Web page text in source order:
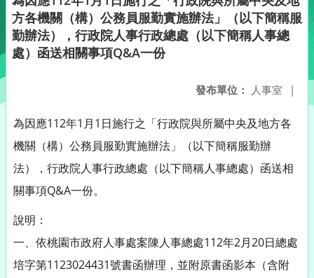
方各機關（構）公務員服勤實施辦法」（以下簡稱服
勤辦法），行政院人事行政總處（以下簡稱人事總
處）函送相關事項Q&A一份
發布單位： 人事室 |
為因應112年1月1日施行之「行政院與所屬中央及地方各
機關（構）公務員服勤實施辦法」（以下簡稱服勤辦
法），行政院人事行政總處（以下簡稱人事總處）函送相
關事項Q&A一份。
說明：
一、依桃園市政府人事處案陳人事總處112年2月20日總處
培字第1123024431號書函辦理，並附原書函影本（含附